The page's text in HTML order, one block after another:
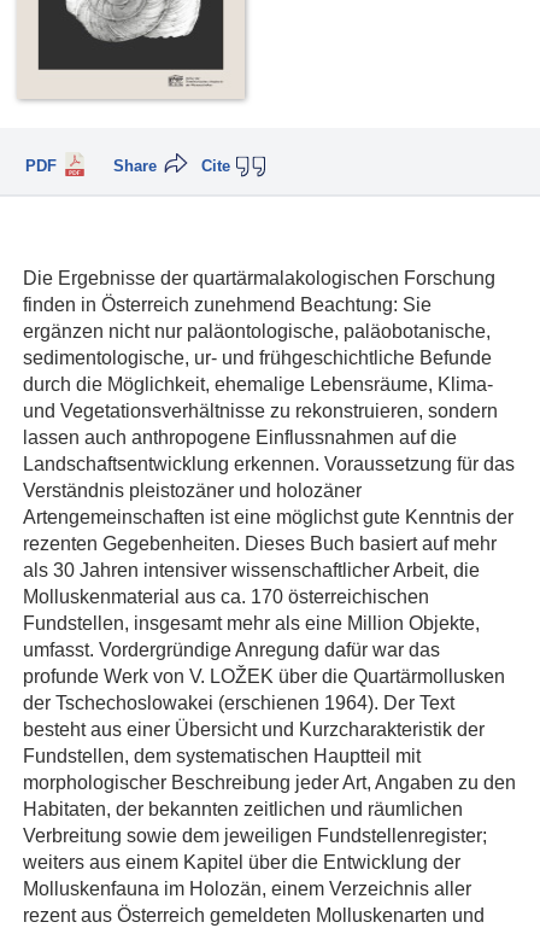
PDF Cite
Share
Die Ergebnisse der quartärmalakologischen Forschung
finden in Österreich zunehmend Beachtung: Sie
ergänzen nicht nur paläontologische, paläobotanische,
sedimentologische, ur- und frühgeschichtliche Befunde
durch die Möglichkeit, ehemalige Lebensräume, Klima-
und Vegetationsverhältnisse zu rekonstruieren, sondern
lassen auch anthropogene Einflussnahmen auf die
Landschaftsentwicklung erkennen. Voraussetzung für das
Verständnis pleistozäner und holozäner
Artengemeinschaften ist eine möglichst gute Kenntnis der
rezenten Gegebenheiten. Dieses Buch basiert auf mehr
als 30 Jahren intensiver wissenschaftlicher Arbeit, die
Molluskenmaterial aus ca. 170 österreichischen
Fundstellen, insgesamt mehr als eine Million Objekte,
umfasst. Vordergründige Anregung dafür war das
profunde Werk von V. LOŽEK über die Quartärmollusken
der Tschechoslowakei (erschienen 1964). Der Text
besteht aus einer Übersicht und Kurzcharakteristik der
Fundstellen, dem systematischen Hauptteil mit
morphologischer Beschreibung jeder Art, Angaben zu den
Habitaten, der bekannten zeitlichen und räumlichen
Verbreitung sowie dem jeweiligen Fundstellenregister;
weiters aus einem Kapitel über die Entwicklung der
Molluskenfauna im Holozän, einem Verzeichnis aller
rezent aus Österreich gemeldeten Molluskenarten und